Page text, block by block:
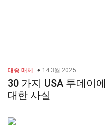
대중 매체 14 3월 2025
30 가지 USA 투데이에
대한 사실